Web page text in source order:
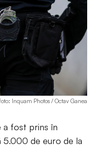
Inquam Photos / Octav Ganea
a fost prins în
5.000 de euro de la